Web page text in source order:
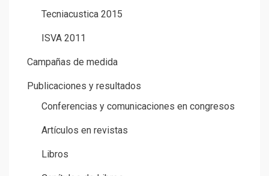
Tecniacustica 2015
ISVA 2011
Campañas de medida
Publicaciones y resultados
Conferencias y comunicaciones en congresos
Artículos en revistas
Libros